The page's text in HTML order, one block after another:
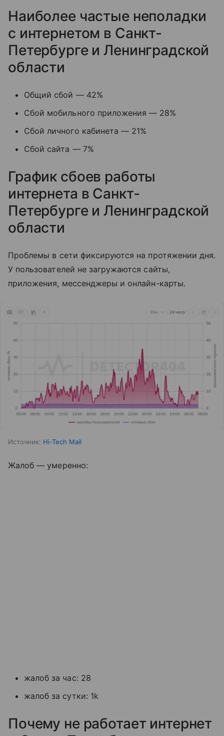
Наиболее частые неполадки
с интернетом в Санкт-
Петербурге и Ленинградской
области
Общий сбой — 42%
Сбой мобильного приложения — 28%
Сбой личного кабинета — 21%
Сбой сайта — 7%
График сбоев работы
интернета в Санкт-
Петербурге и Ленинградской
области
Проблемы в сети фиксируются на протяжении дня.
У пользователей не загружаются сайты,
приложения, мессенджеры и онлайн-карты.
Источник: Hi-Tech Mail
Жалоб — умеренно:
жалоб за час: 28
жалоб за сутки: 1k
Почему не работает интернет